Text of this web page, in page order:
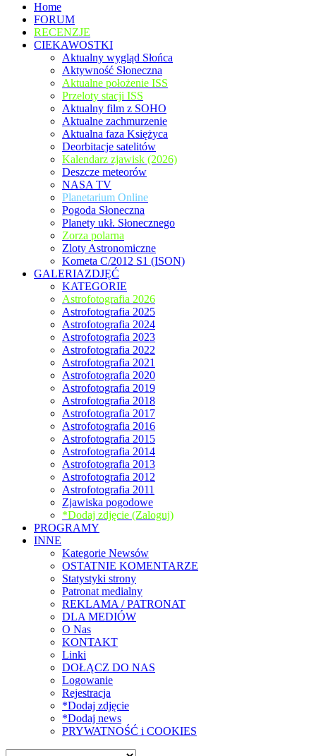
Home
FORUM
RECENZJE
CIEKAWOSTKI
Aktualny wygląd Słońca
Aktywność Słoneczna
Aktualne położenie ISS
Przeloty stacji ISS
Aktualny film z SOHO
Aktualne zachmurzenie
Aktualna faza Księżyca
Deorbitacje satelitów
Kalendarz zjawisk (2026)
Deszcze meteorów
NASA TV
Planetarium Online
Pogoda Słoneczna
Planety ukł. Słonecznego
Zorza polarna
Zloty Astronomiczne
Kometa C/2012 S1 (ISON)
GALERIAZDJĘĆ
KATEGORIE
Astrofotografia 2026
Astrofotografia 2025
Astrofotografia 2024
Astrofotografia 2023
Astrofotografia 2022
Astrofotografia 2021
Astrofotografia 2020
Astrofotografia 2019
Astrofotografia 2018
Astrofotografia 2017
Astrofotografia 2016
Astrofotografia 2015
Astrofotografia 2014
Astrofotografia 2013
Astrofotografia 2012
Astrofotografia 2011
Zjawiska pogodowe
*Dodaj zdjęcie (Zaloguj)
PROGRAMY
INNE
Kategorie Newsów
OSTATNIE KOMENTARZE
Statystyki strony
Patronat medialny
REKLAMA / PATRONAT
DLA MEDIÓW
O Nas
KONTAKT
Linki
DOŁĄCZ DO NAS
Logowanie
Rejestracja
*Dodaj zdjęcie
*Dodaj news
PRYWATNOŚĆ i COOKIES